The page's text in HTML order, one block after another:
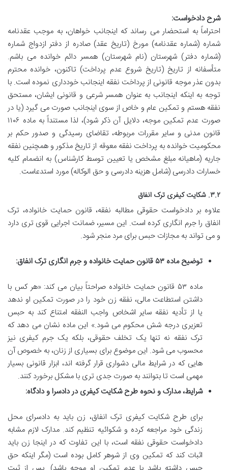
شرح دادخواست:
احتراماً به استحضار می رساند که اینجانب خواهان، به موجب عقدنامه
شماره (شماره عقدنامه) مورخ (تاریخ عقد) صادره از دفتر ازدواج شماره
(شماره دفتر) شهرستان (نام شهرستان) همسر دائم خوانده می باشم.
متأسفانه از تاریخ (تاریخ شروع عدم پرداخت) تاکنون، خوانده محترم
بدون عذر موجه قانونی از پرداخت نفقه اینجانب خودداری نموده است. با
توجه به اینکه اینجانب به عنوان همسر شرعی و قانونی ایشان، مستحق
نفقه هستم و تمکین عام و خاص از سوی اینجانب صورت می گیرد (یا در
صورت عدم تمکین موجه، دلایل آن ذکر شود)، لذا مستنداً به ماده ۱۱۰۶
قانون مدنی و سایر مقررات مربوطه، تقاضای رسیدگی و صدور حکم بر
محکومیت خوانده به پرداخت نفقه معوقه از تاریخ مذکور و همچنین نفقه
جاریه (ماهیانه مبلغ مشخص یا تعیین توسط کارشناس) به انضمام کلیه
خسارات دادرسی (شامل هزینه دادرسی و حق الوکاله) مورد استدعاست.
۳.۲. شکایت کیفری ترک انفاق
علاوه بر دادخواست حقوقی مطالبه نفقه، قانون حمایت خانواده، ترک
انفاق را جرم انگاری کرده است. این مسیر، ضمانت اجرایی قوی تری دارد
و می تواند به مجازات حبس برای مرد منجر شود.
توضیح ماده ۵۳ قانون حمایت خانواده و جرم انگاری ترک انفاق:
ماده ۵۳ قانون حمایت خانواده صراحتاً بیان می کند: «هر کس با
داشتن استطاعت مالی، نفقه زن خود را در صورت تمکین او ندهد
یا از تأدیه نفقه سایر اشخاص واجب النفقه امتناع کند به حبس
تعزیری درجه شش محکوم می شود.» این ماده نشان می دهد که
ترک نفقه نه تنها یک تخلف حقوقی، بلکه یک جرم کیفری نیز
محسوب می شود. این موضوع برای بسیاری از زنان، به خصوص آن
هایی که در شرایط مالی دشواری قرار گرفته اند، ابزار قانونی بسیار
مهمی است تا بتوانند به صورت جدی تری با مشکل برخورد کنند.
شرایط، مدارک و نحوه طرح شکایت کیفری در دادسرا و دادگاه:
برای طرح شکایت کیفری ترک انفاق، زن باید به دادسرای محل
زندگی خود مراجعه کرده و شکوائیه تنظیم کند. مدارک لازم مشابه
دادخواست حقوقی نفقه است، با این تفاوت که در اینجا زن باید
اثبات کند که تمکین وی از شوهر کامل بوده است (مگر اینکه حق